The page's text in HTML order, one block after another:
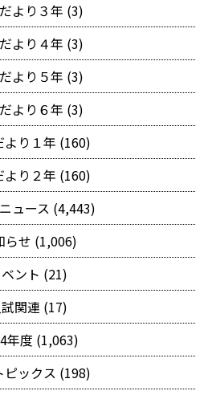
より３年 (3)
より４年 (3)
より５年 (3)
より６年 (3)
より１年 (160)
より２年 (160)
ュース (4,443)
らせ (1,006)
ント (21)
関連 (17)
年度 (1,063)
ピックス (198)